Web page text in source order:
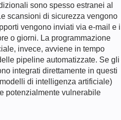
sono spesso estranei al
scansioni di sicurezza vengono
vengono inviati via e-mail e i
o giorni. La programmazione
invece, avviene in tempo
pipeline automatizzate. Se gli
integrati direttamente in questi
di intelligenza artificiale)
potenzialmente vulnerabile